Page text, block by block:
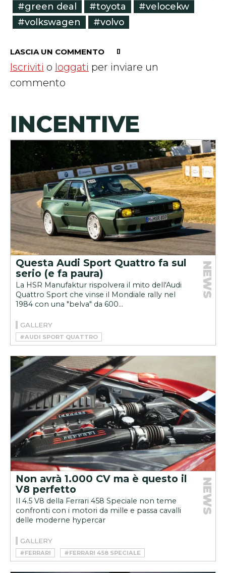
#green deal
#toyota
#velocekw
#volkswagen
#volvo
LASCIA UN COMMENTO
Iscriviti o loggati per inviare un
commento
INCENTIVE
Questa Audi Sport Quattro fa sul
serio (e fa paura)
La HSR Manufaktur rispolvera il mito dell'Audi
Quattro Sport che vinse il Mondiale rally nel
1984 con una "belva" da 600...
NEWS
GALLERY
#AUDI SPORT QUATTRO
#HSR MANUFAKTUR
#RESTOMOD
Non avrà 1.000 CV ma è questo il
V8 perfetto
Il 4.5 V8 della Ferrari 458 Speciale non teme
confronti con i motori da mille e passa cavalli
delle moderne hypercar
NEWS
GALLERY
#FERRARI #FERRARI 458 SPECIALE